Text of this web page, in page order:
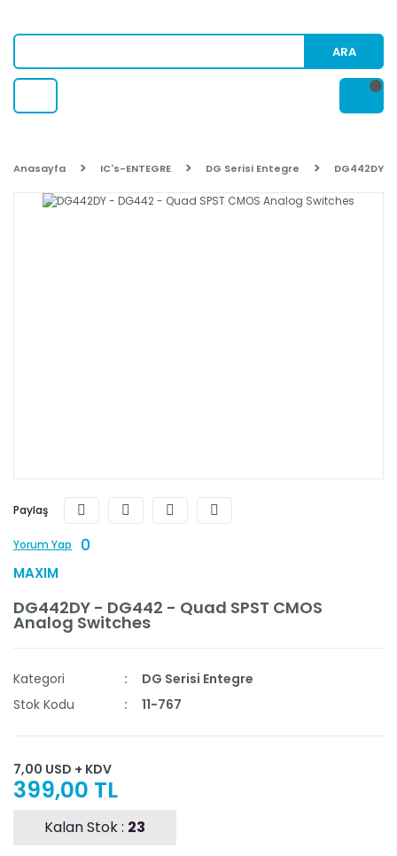
ARA
Anasayfa IC's-ENTEGRE DG Serisi Entegre DG442DY
Paylaş
Yorum Yap 0
MAXIM
DG442DY - DG442 - Quad SPST CMOS
Analog Switches
Kategori
DG Serisi Entegre
Stok Kodu
11-767
7,00 USD + KDV
399,00 TL
Kalan Stok : 23